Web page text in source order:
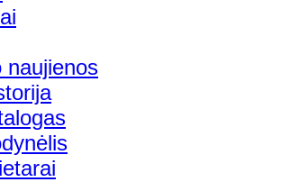
naujienos